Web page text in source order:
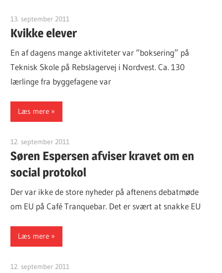
13. september 2011
Kvikke elever
En af dagens mange aktiviteter var “boksering” på
Teknisk Skole på Rebslagervej i Nordvest. Ca. 130
lærlinge fra byggefagene var
Læs mere
12. september 2011
Søren Espersen afviser kravet om en
social protokol
Der var ikke de store nyheder på aftenens debatmøde
om EU på Café Tranquebar. Det er svært at snakke EU
Læs mere
12. september 2011